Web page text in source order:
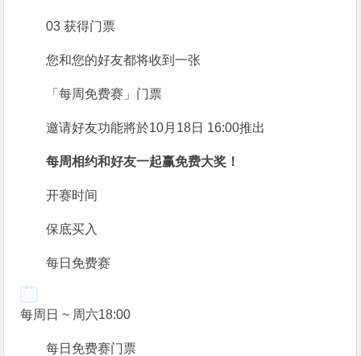
03获得门票
您和您的好友都将收到一张
「每周免费赛」门票
邀请好友功能將於10月18日 16:00推出
每周相约和好友一起赢免费大奖！
开赛时间
保底买入
每日免费赛
每周日 ~ 周六18:00
每日免费赛门票